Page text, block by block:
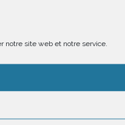
notre site web et notre service.